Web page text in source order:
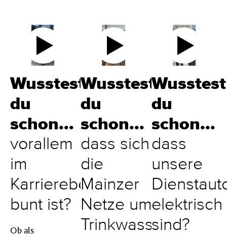
Wusstest
du
schon...
vorallem
im
Karrierebereich
bunt ist?
Ob als
Wusstest
du
schon...
dass sich
die
Mainzer
Netze um
Trinkwasser
Wusstest
du
schon...
dass
unsere
elektrisch
sind?